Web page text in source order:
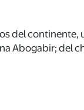
del
Abogabir; del